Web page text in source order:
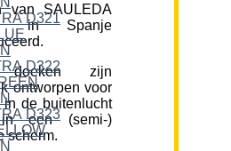
van SAULEDA
in Spanje
doeken zijn
ontworpen voor
in de buitenlucht
een (semi-)
scherm.